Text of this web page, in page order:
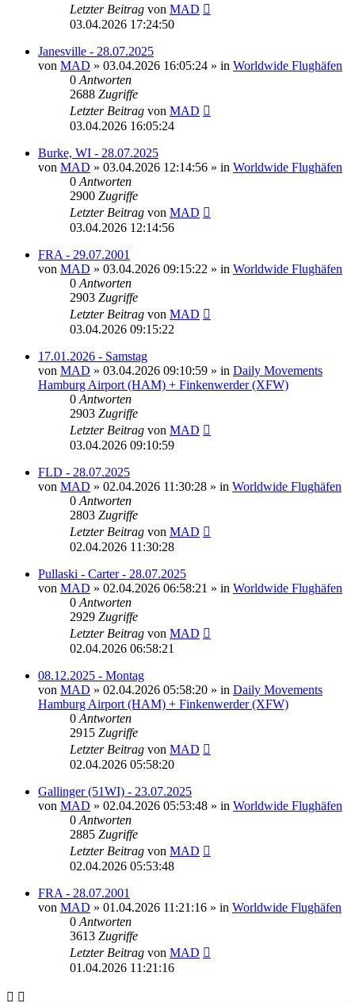
Letzter Beitrag von MAD
03.04.2026 17:24:50
Janesville - 28.07.2025
von MAD » 03.04.2026 16:05:24 » in Worldwide Flughäfen
0 Antworten
2688 Zugriffe
Letzter Beitrag von MAD
03.04.2026 16:05:24
Burke, WI - 28.07.2025
von MAD » 03.04.2026 12:14:56 » in Worldwide Flughäfen
0 Antworten
2900 Zugriffe
Letzter Beitrag von MAD
03.04.2026 12:14:56
FRA - 29.07.2001
von MAD » 03.04.2026 09:15:22 » in Worldwide Flughäfen
0 Antworten
2903 Zugriffe
Letzter Beitrag von MAD
03.04.2026 09:15:22
17.01.2026 - Samstag
von MAD » 03.04.2026 09:10:59 » in Daily Movements
Hamburg Airport (HAM) + Finkenwerder (XFW)
0 Antworten
2903 Zugriffe
Letzter Beitrag von MAD
03.04.2026 09:10:59
FLD - 28.07.2025
von MAD » 02.04.2026 11:30:28 » in Worldwide Flughäfen
0 Antworten
2803 Zugriffe
Letzter Beitrag von MAD
02.04.2026 11:30:28
Pullaski - Carter - 28.07.2025
von MAD » 02.04.2026 06:58:21 » in Worldwide Flughäfen
0 Antworten
2929 Zugriffe
Letzter Beitrag von MAD
02.04.2026 06:58:21
08.12.2025 - Montag
von MAD » 02.04.2026 05:58:20 » in Daily Movements
Hamburg Airport (HAM) + Finkenwerder (XFW)
0 Antworten
2915 Zugriffe
Letzter Beitrag von MAD
02.04.2026 05:58:20
Gallinger (51WI) - 23.07.2025
von MAD » 02.04.2026 05:53:48 » in Worldwide Flughäfen
0 Antworten
2885 Zugriffe
Letzter Beitrag von MAD
02.04.2026 05:53:48
FRA - 28.07.2001
von MAD » 01.04.2026 11:21:16 » in Worldwide Flughäfen
0 Antworten
3613 Zugriffe
Letzter Beitrag von MAD
01.04.2026 11:21:16